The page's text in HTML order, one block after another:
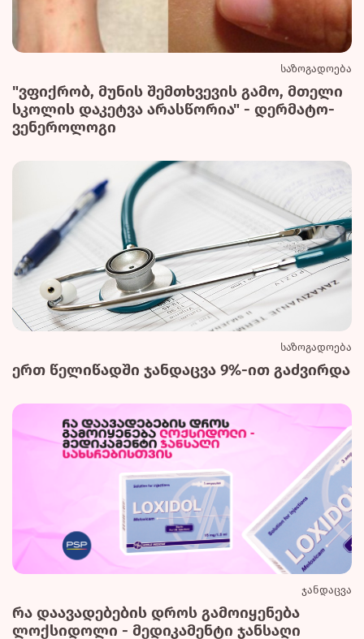
საზოგადოება
"ვფიქრობ, მუნის შემთხვევის გამო, მთელი
სკოლის დაკეტვა არასწორია" - დერმატო-
ვენეროლოგი
საზოგადოება
ერთ წელიწადში ჯანდაცვა 9%-ით გაძვირდა
ჯანდაცვა
რა დაავადებების დროს გამოიყენება
ლოქსიდოლი - მედიკამენტი ჯანსაღი